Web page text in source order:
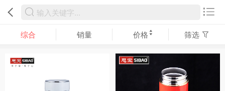
综合 销量 价格 筛选